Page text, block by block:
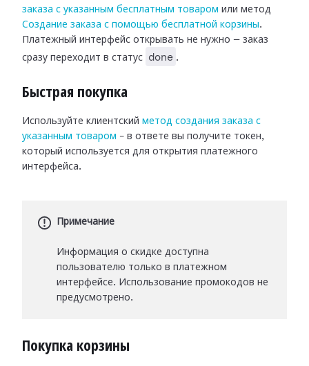
заказа с указанным бесплатным товаром или метод
Создание заказа с помощью бесплатной корзины.
Платежный интерфейс открывать не нужно — заказ
сразу переходит в статус
done .
Быстрая покупка
Используйте клиентский метод создания заказа с
указанным товаром – в ответе вы получите токен,
который используется для открытия платежного
интерфейса.
Примечание
Информация о скидке доступна
пользователю только в платежном
интерфейсе. Использование промокодов не
предусмотрено.
Покупка корзины